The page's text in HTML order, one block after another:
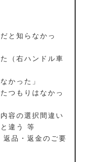
と知らなかっ
（右ハンドル車
かった」
つもりはなかっ
容の選択間違い
違う 等
品・返金のご要